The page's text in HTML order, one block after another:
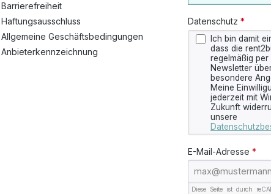
Barrierefreiheit
Haftungsausschluss
Allgemeine Geschäftsbedingungen
Anbieterkennzeichnung
Datenschutz *
Ich bin damit
dass die
regelmäßig per
Newsletter
besondere
Meine
jederzeit mit
Zukunft
unsere
E-Mail-Adresse *
Diese Seite ist durch